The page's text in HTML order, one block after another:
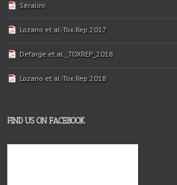
Séralini
Lozano et al.-Tox.Rep.2017
Defarge et al._TOXREP_2018
Lozano et al.-Tox.Rep.2018
FIND US ON FACEBOOK